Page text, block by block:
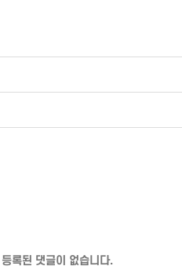
등록된 댓글이 없습니다.